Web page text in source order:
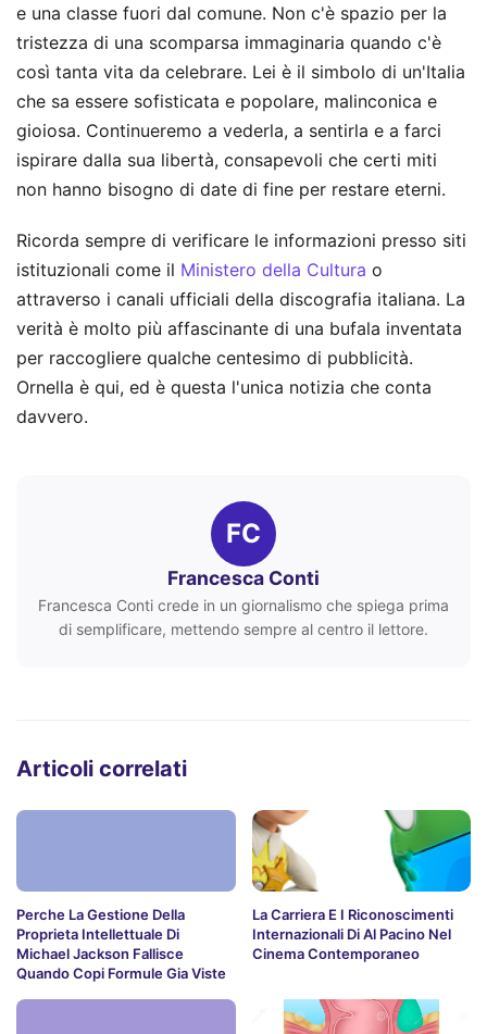
e una classe fuori dal comune. Non c'è spazio per la
tristezza di una scomparsa immaginaria quando c'è
così tanta vita da celebrare. Lei è il simbolo di un'Italia
che sa essere sofisticata e popolare, malinconica e
gioiosa. Continueremo a vederla, a sentirla e a farci
ispirare dalla sua libertà, consapevoli che certi miti
non hanno bisogno di date di fine per restare eterni.
Ricorda sempre di verificare le informazioni presso siti
istituzionali come il Ministero della Cultura o
attraverso i canali ufficiali della discografia italiana. La
verità è molto più affascinante di una bufala inventata
per raccogliere qualche centesimo di pubblicità.
Ornella è qui, ed è questa l'unica notizia che conta
davvero.
FC
Francesca Conti
Francesca Conti crede in un giornalismo che spiega prima
di semplificare, mettendo sempre al centro il lettore.
Articoli correlati
Perche La Gestione Della
Proprieta Intellettuale Di
Michael Jackson Fallisce
Quando Copi Formule Gia Viste
La Carriera E I Riconoscimenti
Internazionali Di Al Pacino Nel
Cinema Contemporaneo